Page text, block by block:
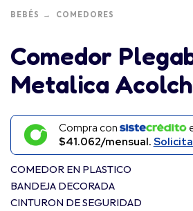
BEBÉS COMEDORES
Comedor
Metalica
Compra con
$41.062/mensual.
COMEDOR EN PLASTICO
BANDEJA DECORADA
CINTURON DE SEGURIDAD